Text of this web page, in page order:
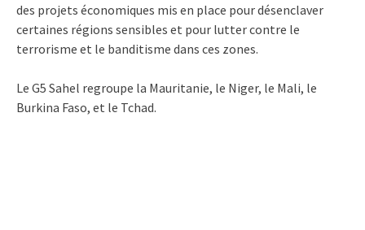
des projets économiques mis en place pour désenclaver
certaines régions sensibles et pour lutter contre le
terrorisme et le banditisme dans ces zones.
Le G5 Sahel regroupe la Mauritanie, le Niger, le Mali, le
Burkina Faso, et le Tchad.